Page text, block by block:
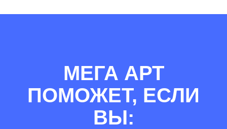
МЕГА АРТ
ПОМОЖЕТ, ЕСЛИ
ВЫ: